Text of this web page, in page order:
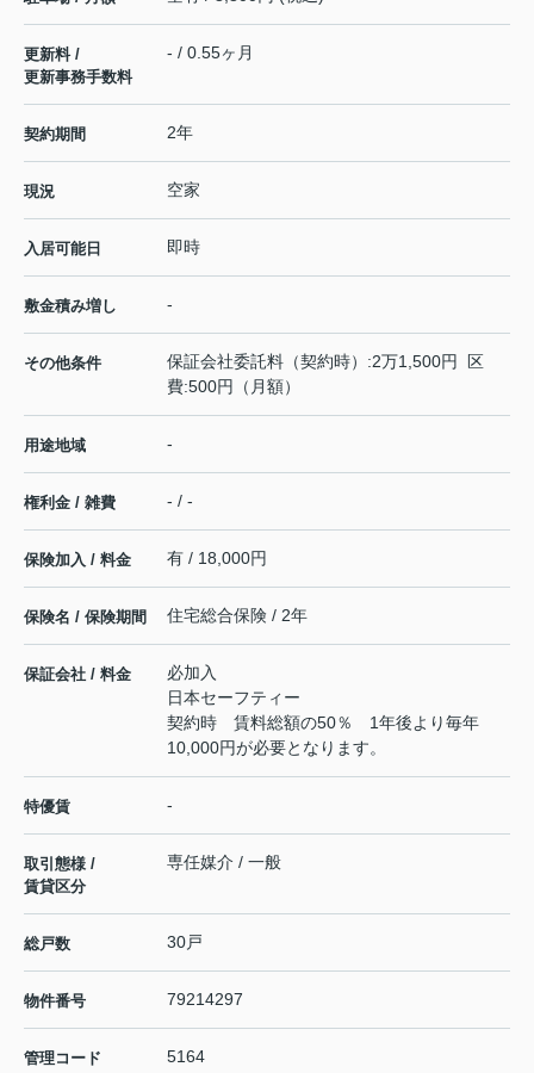
更新料 /
更新事務手数料
- / 0.55ヶ月
契約期間 2年
現況 空家
入居可能日 即時
敷金積み増し -
その他条件
保証会社委託料（契約時）:2万1,500円 区
費:500円（月額）
用途地域 -
権利金 / 雑費 - / -
保険加入 / 料金 有 / 18,000円
保険名 / 保険期間 住宅総合保険 / 2年
保証会社 / 料金
必加入
日本セーフティー
契約時 賃料総額の50％ 1年後より毎年
10,000円が必要となります。
特優賃 -
取引態様 /
賃貸区分
専任媒介 / 一般
総戸数 30戸
物件番号 79214297
管理コード 5164